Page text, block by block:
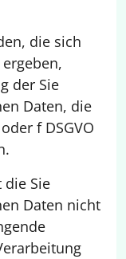
die sich
der Sie
Daten, die
f DSGVO
Sie
Daten nicht